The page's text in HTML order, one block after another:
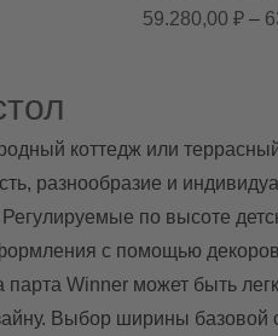
₽ – 23.010,00 ₽
59.280,00 ₽–
коттедж или
разнообразие и
по высоте
с помощью
парта Winner может быть
Выбор ширины